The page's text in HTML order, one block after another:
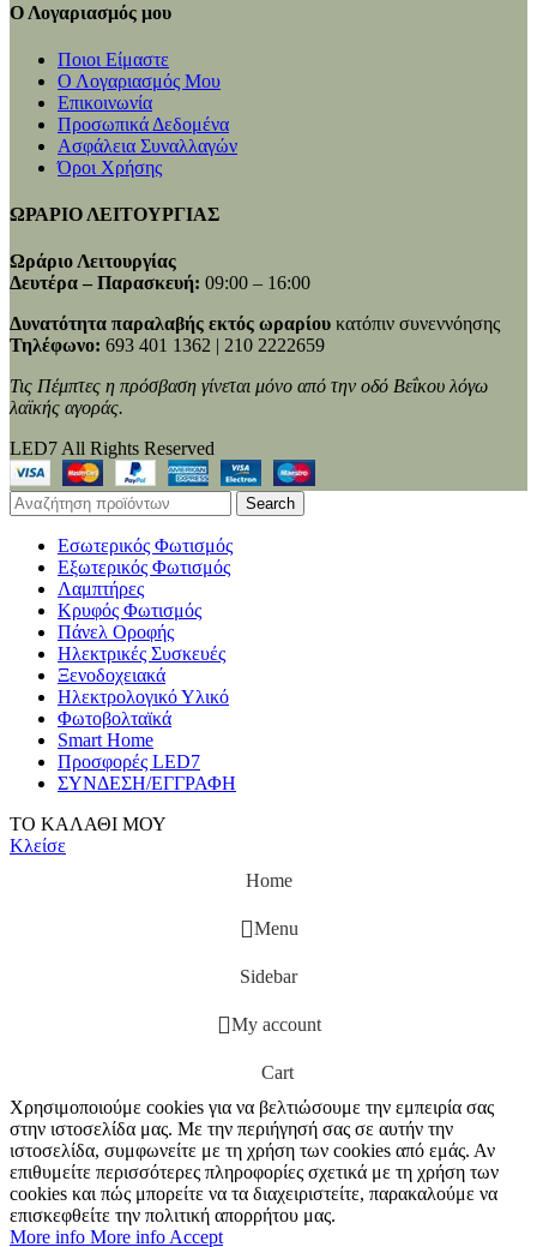
Ο Λογαριασμός μου
Ποιοι Είμαστε
Ο Λογαριασμός Μου
Επικοινωνία
Προσωπικά Δεδομένα
Ασφάλεια Συναλλαγών
Όροι Χρήσης
ΩΡΑΡΙΟ ΛΕΙΤΟΥΡΓΙΑΣ
Ωράριο Λειτουργίας
Δευτέρα – Παρασκευή: 09:00 – 16:00
Δυνατότητα παραλαβής εκτός ωραρίου κατόπιν συνεννόησης
Τηλέφωνο: 693 401 1362 | 210 2222659
Τις Πέμπτες η πρόσβαση γίνεται μόνο από την οδό Βεΐκου λόγω
λαϊκής αγοράς.
LED7 All Rights Reserved
Search
Εσωτερικός Φωτισμός
Εξωτερικός Φωτισμός
Λαμπτήρες
Κρυφός Φωτισμός
Πάνελ Οροφής
Ηλεκτρικές Συσκευές
Ξενοδοχειακά
Ηλεκτρολογικό Υλικό
Φωτοβολταϊκά
Smart Home
Προσφορές LED7
ΣΥΝΔΕΣΗ/ΕΓΓΡΑΦΗ
ΤΟ ΚΑΛΑΘΙ ΜΟΥ
Κλείσε
Home
Menu
Sidebar
My account
Cart
Χρησιμοποιούμε cookies για να βελτιώσουμε την εμπειρία σας
στην ιστοσελίδα μας. Με την περιήγησή σας σε αυτήν την
ιστοσελίδα, συμφωνείτε με τη χρήση των cookies από εμάς. Αν
επιθυμείτε περισσότερες πληροφορίες σχετικά με τη χρήση των
cookies και πώς μπορείτε να τα διαχειριστείτε, παρακαλούμε να
επισκεφθείτε την πολιτική απορρήτου μας.
More info More info Accept